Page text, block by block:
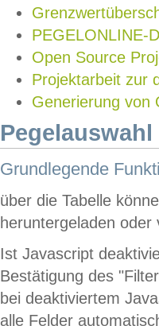
PEGELONLINE-
Open Source
Projektarbeit zur
Generierung von
Grundlegende
über die Tabelle
heruntergeladen oder
Ist Javascript
Bestätigung des
bei deaktiviertem
alle Felder